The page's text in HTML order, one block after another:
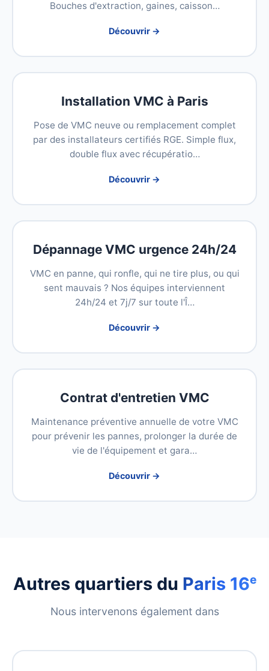
Bouches d'extraction, gaines, caisson…
Découvrir →
Installation VMC à Paris
Pose de VMC neuve ou remplacement complet
par des installateurs certifiés RGE. Simple flux,
double flux avec récupératio…
Découvrir →
Dépannage VMC urgence 24h/24
VMC en panne, qui ronfle, qui ne tire plus, ou qui
sent mauvais ? Nos équipes interviennent
24h/24 et 7j/7 sur toute l'Î…
Découvrir →
Contrat d'entretien VMC
Maintenance préventive annuelle de votre VMC
pour prévenir les pannes, prolonger la durée de
vie de l'équipement et gara…
Découvrir →
Autres quartiers du Paris 16ᵉ
Nous intervenons également dans